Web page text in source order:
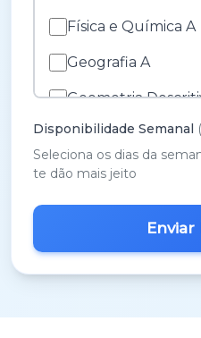
Física e Química A
Geografia A
Geometria
História A
História e Cultura
Inglês
Matemática 3º
Disponibilidade Semanal
Seleciona os dias da
te dão mais jeito